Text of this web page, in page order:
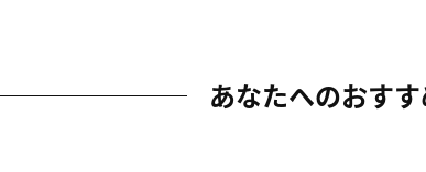
あなたへのおす